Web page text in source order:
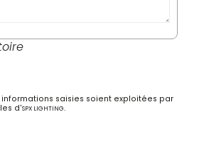
saisies soient exploitées par
d'SPX LIGHTING.